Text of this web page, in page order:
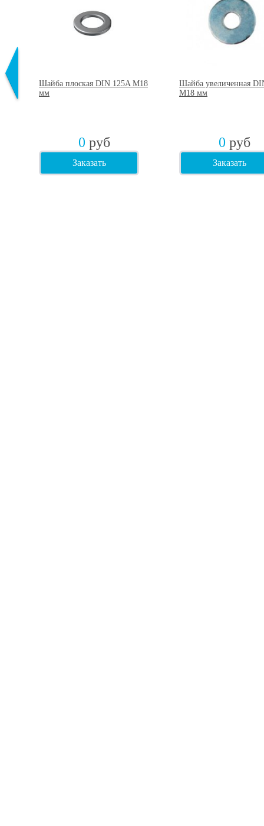
Шайба плоская DIN 125A М18
мм
0 руб
Заказать
Шайба увеличенная
М18 мм
0 руб
Заказать